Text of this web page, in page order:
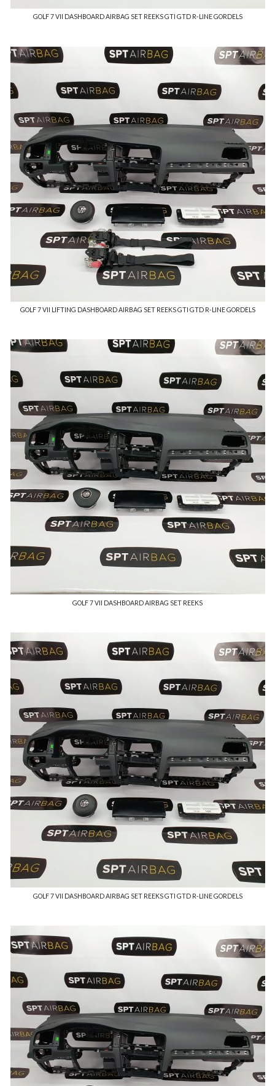
GOLF 7 VII DASHBOARD AIRBAG SET REEKS GTI GTD R-LINE GORDELS
GOLF 7 VII LIFTING DASHBOARD AIRBAG SET REEKS GTI GTD R-LINE GORDELS
GOLF 7 VII DASHBOARD AIRBAG SET REEKS
GOLF 7 VII DASHBOARD AIRBAG SET REEKS GTI GTD R-LINE GORDELS